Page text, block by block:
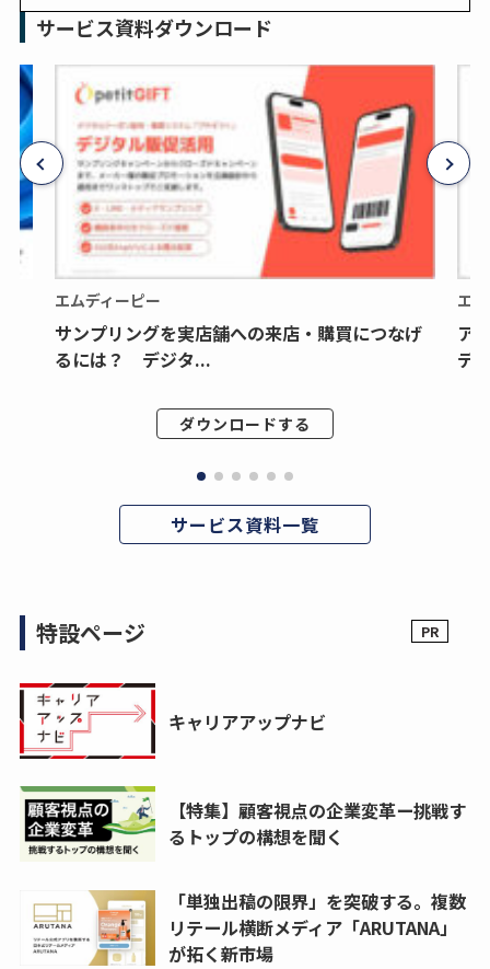
サービス資料ダウンロード
エムディーピー
サンプリングを実店舗への来店・購買につなげ
るには？ デジタ...
ダウンロードする
エ
ア
デ
サービス資料一覧
特設ページ
キャリアアップナビ
【特集】顧客視点の企業変革ー挑戦す
るトップの構想を聞く
「単独出稿の限界」を突破する。複数
リテール横断メディア「ARUTANA」
が拓く新市場